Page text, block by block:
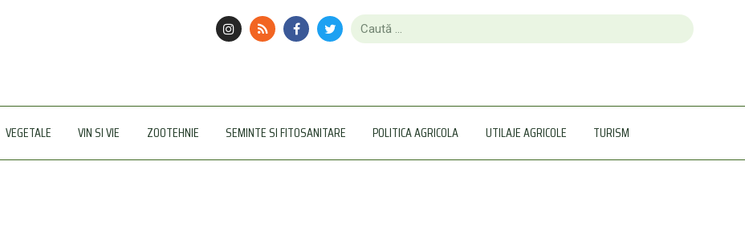
VEGETALE VIN SI VIE ZOOTEHNIE SEMINTE SI FITOSANITARE POLITICA AGRICOLA UTILAJE AGRICOLE TURISM